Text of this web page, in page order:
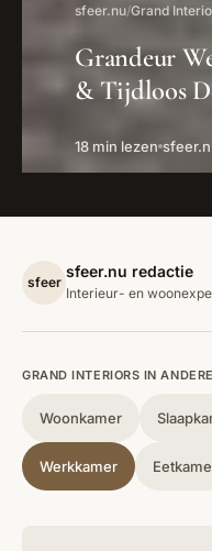
sfeer.nu/Grand
Grandeur
& Tijdloos
18 min lezen
sfeer
sfeer.nu redactie
Interieur- en
GRAND INTERIORS IN
Woonkamer
Werkkamer